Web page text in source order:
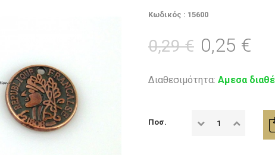
Κωδικός : 15600
0,29 € 0,25 €
Διαθεσιμότητα: Αμεσα
Ποσ.